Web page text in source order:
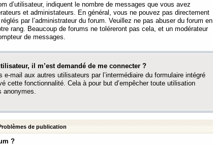
d’utilisateur, indiquent le nombre de messages que vous avez
et administateurs. En général, vous ne pouvez pas directement
par l’administrateur du forum. Veuillez ne pas abuser du forum en
rang. Beaucoup de forums ne toléreront pas cela, et un modérateur
de messages.
il m’est demandé de me connecter ?
mail aux autres utilisateurs par l’intermédiaire du formulaire intégré
cette fonctionnalité. Cela à pour but d’empêcher toute utilisation
anonymes.
de publication
?